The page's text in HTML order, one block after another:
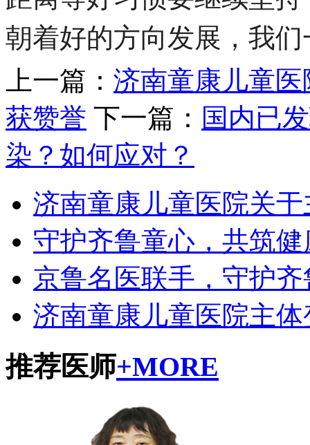
朝着好的方向发展，我
上一篇： 济南童康儿童
获赞誉 下一篇： 国内已
染？如何应对？
济南童康儿童医院关于
守护齐鲁童心，共筑健
京鲁名医联手，守护齐
济南童康儿童医院主体
推荐医师+MORE